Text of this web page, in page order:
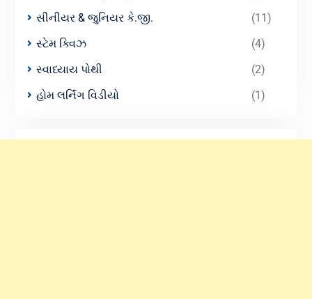
સીનીયર & જુનિયર કે.જી.
(11)
સ્ટેમ ક્વિઝ
(4)
સ્વાધ્યાય પોથી
(2)
હોમ લર્નિંગ વિડીયો
(1)